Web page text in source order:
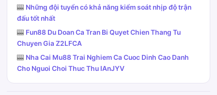
🎰 Những đội tuyển có khả năng kiểm soát nhịp độ trận
đấu tốt nhất
🎰 Fun88 Du Doan Ca Tran Bi Quyet Chien Thang Tu
Chuyen Gia Z2LFCA
🎰 Nha Cai Mu88 Trai Nghiem Ca Cuoc Dinh Cao Danh
Cho Nguoi Choi Thuc Thu IAnJYV